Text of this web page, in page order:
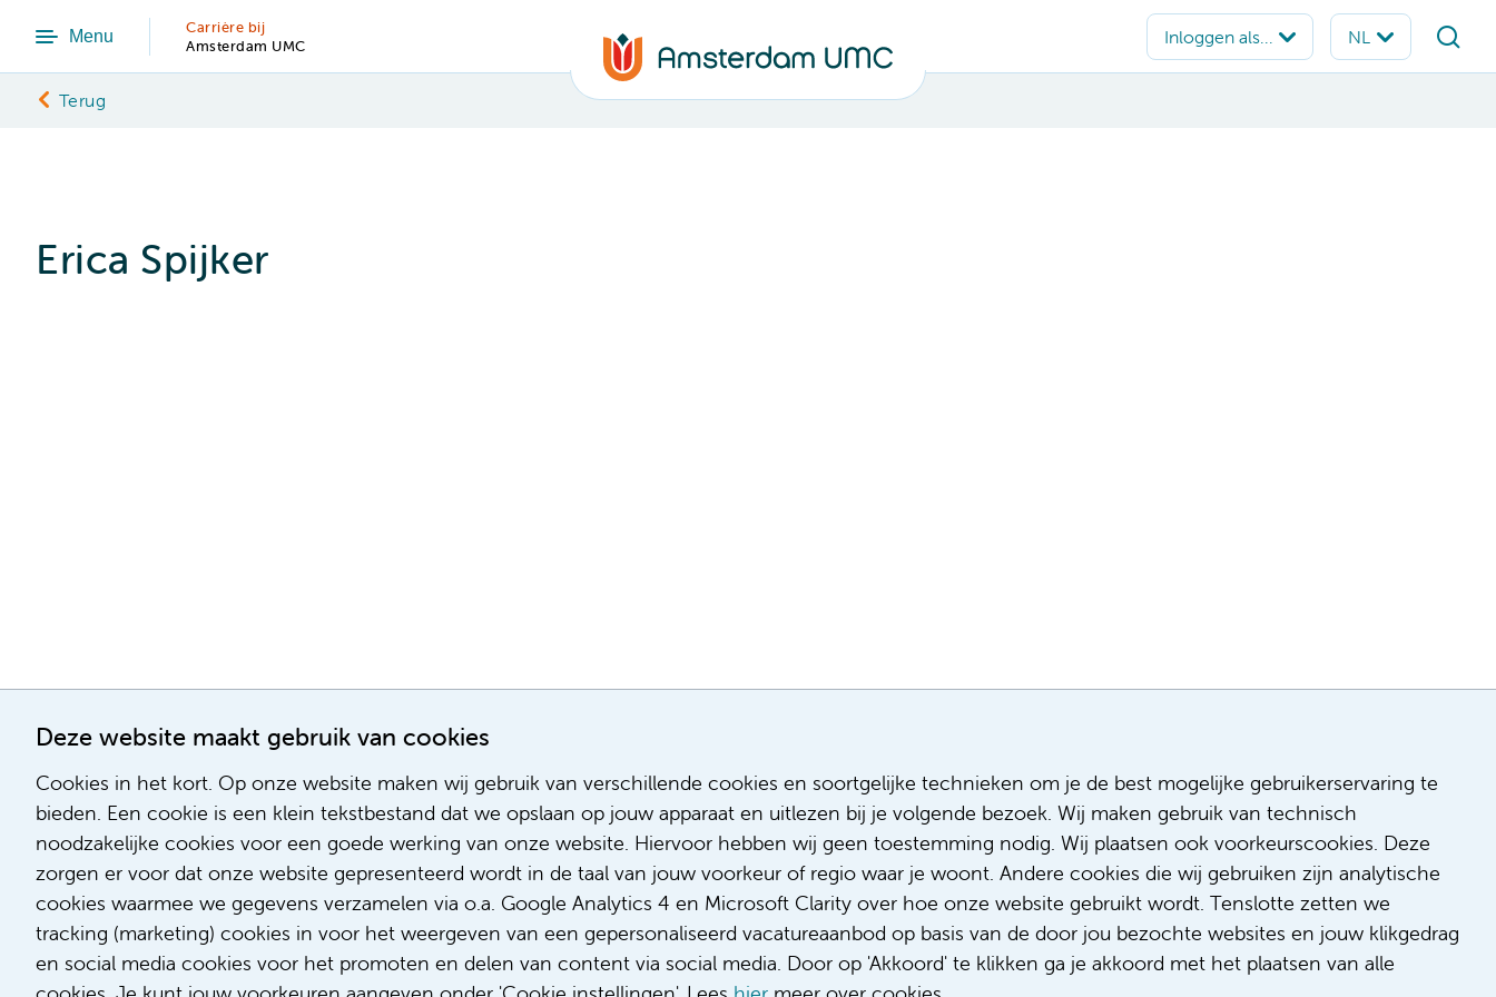
Deze website maakt gebruik van cookies
Cookies in het kort. Op onze website maken wij gebruik van verschillende cookies en soortgelijke technieken om je de best mogelijke gebruikerservaring te
bieden. Een cookie is een klein tekstbestand dat we opslaan op jouw apparaat en uitlezen bij je volgende bezoek. Wij maken gebruik van technisch
noodzakelijke cookies voor een goede werking van onze website. Hiervoor hebben wij geen toestemming nodig. Wij plaatsen ook voorkeurscookies. Deze
zorgen er voor dat onze website gepresenteerd wordt in de taal van jouw voorkeur of regio waar je woont. Andere cookies die wij gebruiken zijn analytische
cookies waarmee we gegevens verzamelen via o.a. Google Analytics 4 en Microsoft Clarity over hoe onze website gebruikt wordt. Tenslotte zetten we
tracking (marketing) cookies in voor het weergeven van een gepersonaliseerd vacatureaanbod op basis van de door jou bezochte websites en jouw klikgedrag
en social media cookies voor het promoten en delen van content via social media. Door op 'Akkoord' te klikken ga je akkoord met het plaatsen van alle
Menu
Carrière bij
Amsterdam UMC
Terug
Erica Spijker
Meest recente vacatures
Assistent infectiepreventie
Facilitair Coördinator
Adviseur (patiënten)voeding met een
focus op duurzame voeding
Fellow abdominale radiologie
Meer
Solliciteren
Over ons
Diversiteit & inclusie
Gedragscode
Klacht/feedback
Compliment/suggestie